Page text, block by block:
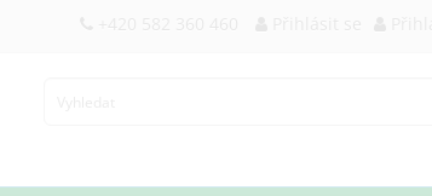
+420 582 360 460 Přihlásit se